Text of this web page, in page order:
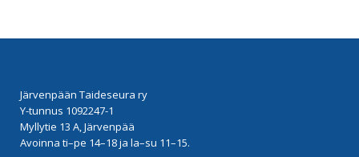
Järvenpään Taideseura ry
Y-tunnus 1092247-1
Myllytie 13 A, Järvenpää
Avoinna ti–pe 14–18 ja la–su 11–15.